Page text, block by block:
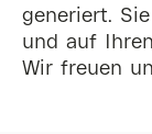
generiert.
und auf
Wir freuen